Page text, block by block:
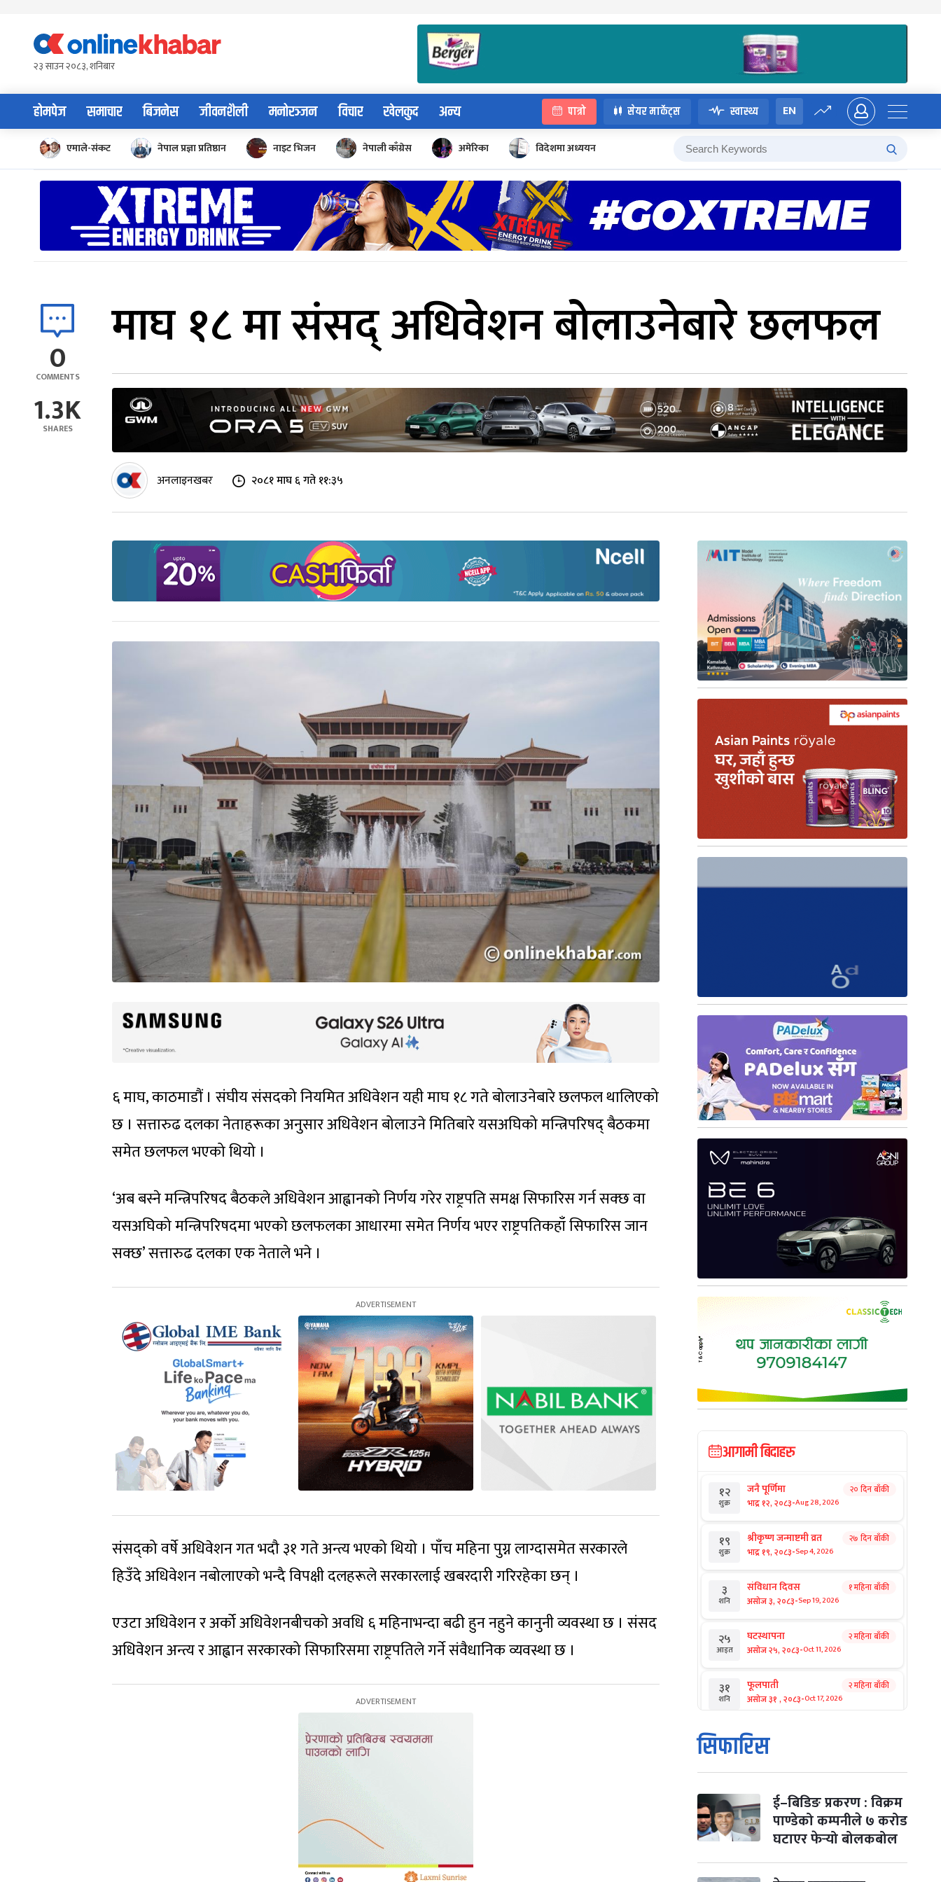
content२३ साउन २०८३, शनिबार
होमपेज समाचार बिजनेस जीवनशैली मनोरञ्जन विचार खेलकुद अन्य पात्रो सेयर मार्केट्स स्वास्थ्य EN
एमाले-संकट नेपाल प्रज्ञा प्रतिष्ठान नाइट भिजन नेपाली काँग्रेस अमेरिका विदेशमा अध्ययन
0
COMMENTS
1.3K
SHARES
माघ १८ मा संसद् अधिवेशन बोलाउनेबारे छलफल
अनलाइनखबर २०८१ माघ ६ गते ११:३५
६ माघ, काठमाडौं । संघीय संसदको नियमित अधिवेशन यही माघ १८ गते बोलाउनेबारे छलफल थालिएको
छ । सत्तारुढ दलका नेताहरूका अनुसार अधिवेशन बोलाउने मितिबारे यसअघिको मन्त्रिपरिषद् बैठकमा
समेत छलफल भएको थियो ।
‘अब बस्ने मन्त्रिपरिषद बैठकले अधिवेशन आह्वानको निर्णय गरेर राष्ट्रपति समक्ष सिफारिस गर्न सक्छ वा
यसअघिको मन्त्रिपरिषदमा भएको छलफलका आधारमा समेत निर्णय भएर राष्ट्रपतिकहाँ सिफारिस जान
सक्छ’ सत्तारुढ दलका एक नेताले भने ।
संसद्को वर्षे अधिवेशन गत भदौ ३१ गते अन्त्य भएको थियो । पाँच महिना पुग्न लाग्दासमेत सरकारले
हिउँदे अधिवेशन नबोलाएको भन्दै विपक्षी दलहरूले सरकारलाई खबरदारी गरिरहेका छन् ।
एउटा अधिवेशन र अर्को अधिवेशनबीचको अवधि ६ महिनाभन्दा बढी हुन नहुने कानुनी व्यवस्था छ । संसद
अधिवेशन अन्त्य र आह्वान सरकारको सिफारिसमा राष्ट्रपतिले गर्ने संवैधानिक व्यवस्था छ ।
आगामी बिदाहरु
१२
शुक्र
जनै पूर्णिमा
भाद्र १२, २०८३-Aug 28, 2026
२० दिन बाँकी
१९
शुक्र
श्रीकृष्ण जन्माष्टमी व्रत
भाद्र १९, २०८३-Sep 4, 2026
२७ दिन बाँकी
३
शनि
संविधान दिवस
असोज ३, २०८३-Sep 19, 2026
१ महिना बाँकी
२५
आइत
घटस्थापना
असोज २५, २०८३-Oct 11, 2026
२ महिना बाँकी
३१
शनि
फूलपाती
असोज ३१ , २०८३-Oct 17, 2026
२ महिना बाँकी
१
आइत
कार्तिक सङ्क्रान्ति
कार्तिक १, २०८३
मंगल कार्तिक ३, २०८३-Oct 20, 2026
४ विजयादशमी
कार्तिक ४, २०८३-Oct 21, 2026
२ महिना बाँकी
सिफारिस
ई–बिडिङ प्रकरण : विक्रम
पाण्डेको कम्पनीले ७ करोड
घटाएर फेर्‍यो बोलकबोल